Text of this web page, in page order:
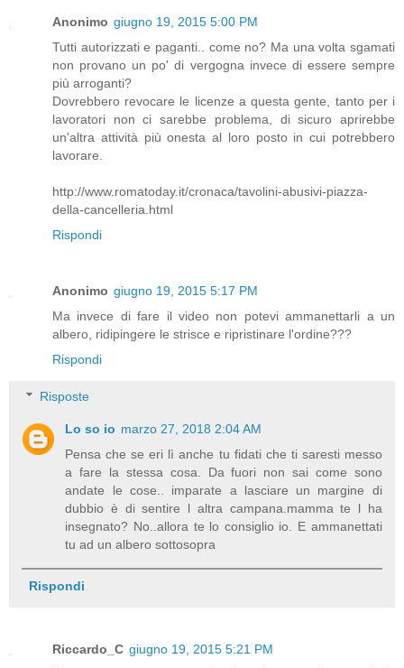
Anonimo giugno 19, 2015 5:00 PM
Tutti autorizzati e paganti.. come no? Ma una volta sgamati
non provano un po' di vergogna invece di essere sempre
più arroganti?
Dovrebbero revocare le licenze a questa gente, tanto per i
lavoratori non ci sarebbe problema, di sicuro aprirebbe
un'altra attività più onesta al loro posto in cui potrebbero
lavorare.
http://www.romatoday.it/cronaca/tavolini-abusivi-piazza-
della-cancelleria.html
Rispondi
Anonimo giugno 19, 2015 5:17 PM
Ma invece di fare il video non potevi ammanettarli a un
albero, ridipingere le strisce e ripristinare l'ordine???
Rispondi
Risposte
Lo so io marzo 27, 2018 2:04 AM
Pensa che se eri lì anche tu fidati che ti saresti messo
a fare la stessa cosa. Da fuori non sai come sono
andate le cose.. imparate a lasciare un margine di
dubbio è di sentire l altra campana.mamma te l ha
insegnato? No..allora te lo consiglio io. E ammanettati
tu ad un albero sottosopra
Rispondi
Riccardo_C giugno 19, 2015 5:21 PM